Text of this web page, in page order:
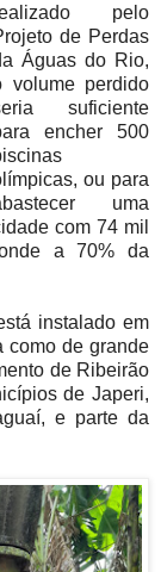
pelo
de Perdas
Águas do Rio,
volume perdido
suficiente
encher 500
ou para
uma
com 74 mil
a 70% da
instalado em
como de grande
de Ribeirão
de Japeri,
e parte da